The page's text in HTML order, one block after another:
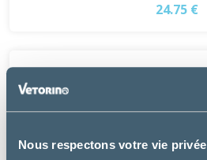
Nous respectons votre vie privée
24.75 €